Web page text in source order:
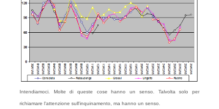
Intendiamoci. Molte di queste cose hanno un senso. Talvolta solo per
richiamare l'attenzione sull'inquinamento, ma hanno un senso.